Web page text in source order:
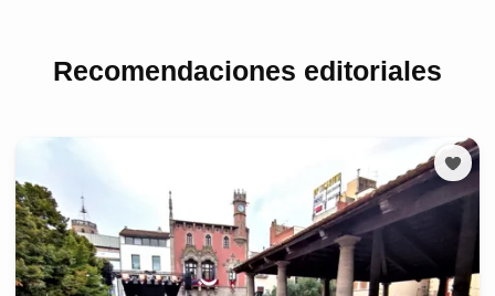
Recomendaciones editoriales